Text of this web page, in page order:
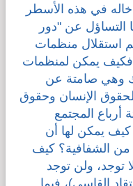
في هذه الأسطر
التساؤل عن "دور
استقلال منظمات
فكيف يمكن لمنظمات
وهي صامتة عن
الإنسان وحقوق
أرباع المجتمع
كيف يمكن لها أن
الشفافية؟ كيف
توجد، ولن توجد
القاسي)، فيما